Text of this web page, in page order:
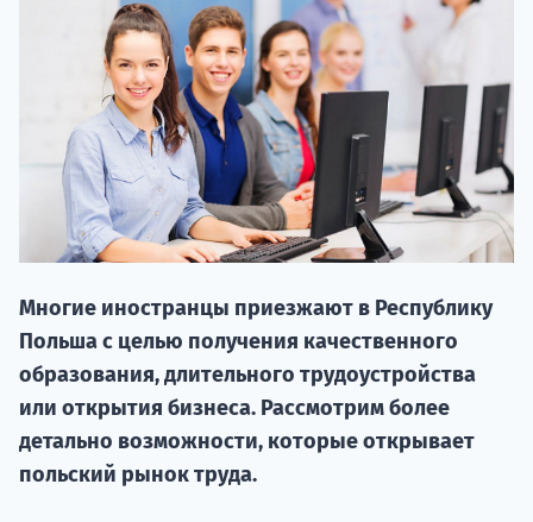
Многие иностранцы приезжают в Республику
Польша с целью получения качественного
образования, длительного трудоустройства
или открытия бизнеса. Рассмотрим более
детально возможности, которые открывает
польский рынок труда.
НАБОР